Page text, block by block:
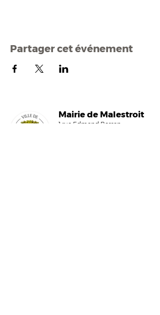
Partager cet événement
Mairie de Malestroit
1 rue Edmond Besson